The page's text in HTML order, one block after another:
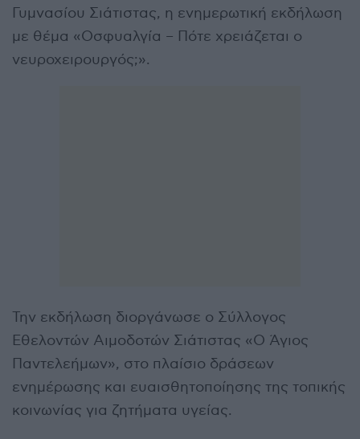
Γυμνασίου Σιάτιστας, η ενημερωτική εκδήλωση
με θέμα «Οσφυαλγία – Πότε χρειάζεται ο
νευροχειρουργός;».
Την εκδήλωση διοργάνωσε ο Σύλλογος
Εθελοντών Αιμοδοτών Σιάτιστας «Ο Άγιος
Παντελεήμων», στο πλαίσιο δράσεων
ενημέρωσης και ευαισθητοποίησης της τοπικής
κοινωνίας για ζητήματα υγείας.